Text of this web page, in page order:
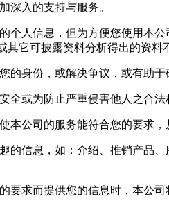
深入的支持与服务。
个人信息，但为方便您使用本
它可披露资料分析得出的资料
身份，或解决争议，或有助
或为防止严重侵害他人之合法
公司的服务能符合您的要求
的信息，如：介绍、推销产品
求而提供您的信息时，本公司